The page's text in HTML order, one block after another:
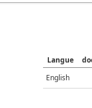
Langue
English